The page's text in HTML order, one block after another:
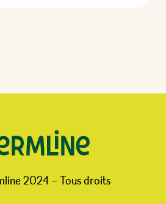
2024 – Tous droits